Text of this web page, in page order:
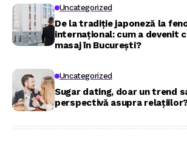
Uncategorized
De la tradiție japoneză la
internațional: cum a devenit
masaj în București?
Uncategorized
Sugar dating, doar un trend
perspectivă asupra